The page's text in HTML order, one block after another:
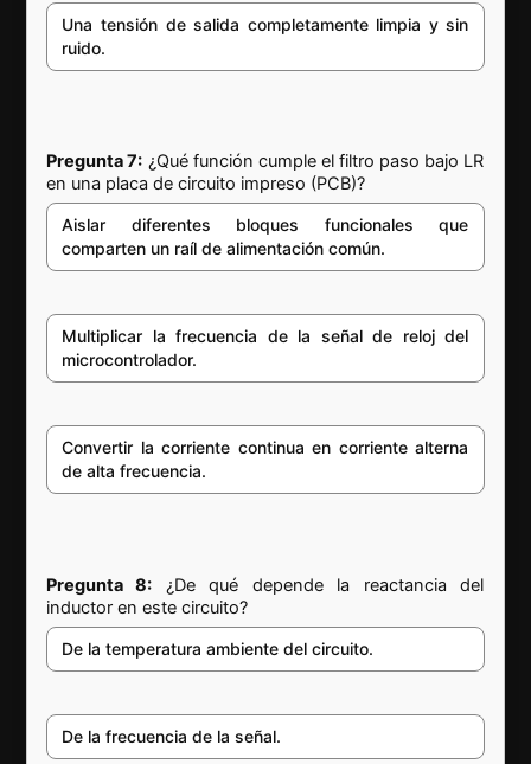
Una tensión de salida completamente limpia y sin
ruido.
Pregunta 7: ¿Qué función cumple el filtro paso bajo LR
en una placa de circuito impreso (PCB)?
Aislar diferentes bloques funcionales que
comparten un raíl de alimentación común.
Multiplicar la frecuencia de la señal de reloj del
microcontrolador.
Convertir la corriente continua en corriente alterna
de alta frecuencia.
Pregunta 8: ¿De qué depende la reactancia del
inductor en este circuito?
De la temperatura ambiente del circuito.
De la frecuencia de la señal.